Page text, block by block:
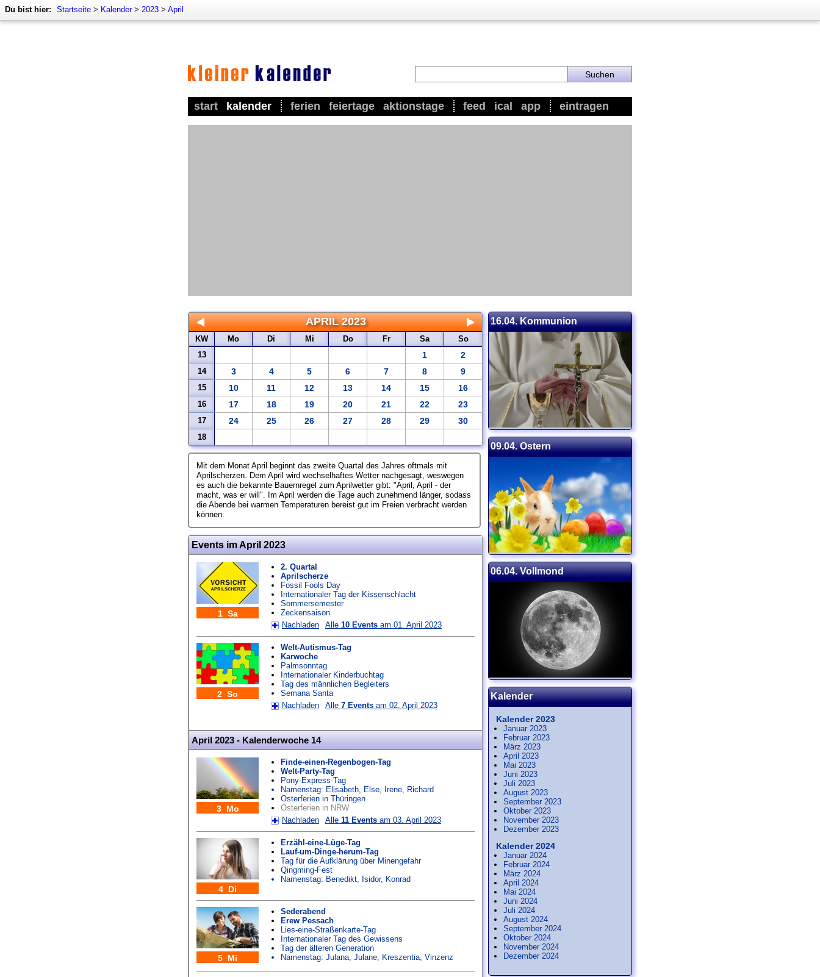
Du bist hier: Startseite > Kalender> 2023 > April
start kalender ferien feiertage aktionstage feed ical app eintragen
APRIL 2023
KW Mo Di Mi Do Fr Sa
So
13
1 2
14 3 4 5 6 7 8 9
15 10 11 12 13 14 15 16
16 17 18 19 20 21 22 23
17 24 25 26 27 28 29 30
18
Mit dem Monat April beginnt das zweite Quartal des Jahres oftmals mit
Aprilscherzen. Dem April wird wechselhaftes Wetter nachgesagt, weswegen
es auch die bekannte Bauernregel zum Aprilwetter gibt: "April, April - der
macht, was er will". Im April werden die Tage auch zunehmend länger, sodass
die Abende bei warmen Temperaturen bereist gut im Freien verbracht werden
können.
Events im April 2023
1 Sa
2. Quartal
Aprilscherze
Fossil Fools Day
Internationaler Tag der Kissenschlacht
Sommersemester
Zeckensaison
Nachladen
Alle 10 Events am 01. April 2023
2 So
Welt-Autismus-Tag
Karwoche
Palmsonntag
Internationaler Kinderbuchtag
Tag des männlichen Begleiters
Semana Santa
Nachladen
Alle 7 Events am 02. April 2023
April 2023 - Kalenderwoche 14
3 Mo
Finde-einen-Regenbogen-Tag
Welt-Party-Tag
Pony-Express-Tag
Namenstag: Elisabeth, Else, Irene, Richard
Osterferien in Thüringen
Osterferien in NRW
Nachladen
Alle 11 Events am 03. April 2023
4 Di
Erzähl-eine-Lüge-Tag
Lauf-um-Dinge-herum-Tag
Tag für die Aufklärung über Minengefahr
Qingming-Fest
Namenstag: Benedikt, Isidor, Konrad
5 Mi
Sederabend
Erew Pessach
Lies-eine-Straßenkarte-Tag
Internationaler Tag des Gewissens
Tag der älteren Generation
Namenstag: Julana, Julane, Kreszentia, Vinzenz
16.04. Kommunion
09.04. Ostern
06.04. Vollmond
Kalender
Kalender 2023
Januar 2023
Februar 2023
März 2023
April 2023
Mai 2023
Juni 2023
Juli 2023
August 2023
September 2023
Oktober 2023
November 2023
Dezember 2023
Kalender 2024
Januar 2024
Februar 2024
März 2024
April 2024
Mai 2024
Juni 2024
Juli 2024
August 2024
September 2024
Oktober 2024
November 2024
Dezember 2024